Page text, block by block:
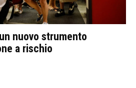
nuovo strumento
a rischio